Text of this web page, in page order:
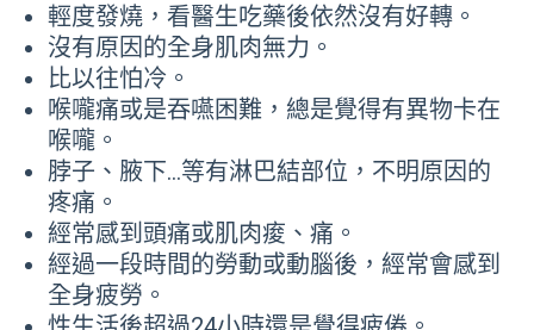
輕度發燒，看醫生吃藥後依然沒有好轉。
沒有原因的全身肌肉無力。
比以往怕冷。
喉嚨痛或是吞嚥困難，總是覺得有異物卡在
喉嚨。
脖子、腋下…等有淋巴結部位，不明原因的
疼痛。
經常感到頭痛或肌肉痠、痛。
經過一段時間的勞動或動腦後，經常會感到
全身疲勞。